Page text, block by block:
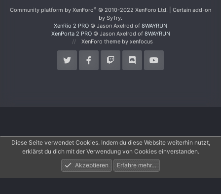
Community platform by XenForo® © 2010-2022 XenForo Ltd.
Certain add-on
by SyTry.
XenRio 2 PRO © Jason Axelrod of 8WAYRUN
XenPorta 2 PRO© Jason Axelrod of 8WAYRUN
XenForo theme by xenfocus
Aktuelles Anmelden Registrieren
Diese Seite verwendet Cookies. Indem du diese Website weiterhin nutzt,
erklärst du dich mit der Verwendung von Cookies einverstanden.
Akzeptieren
Erfahre mehr…